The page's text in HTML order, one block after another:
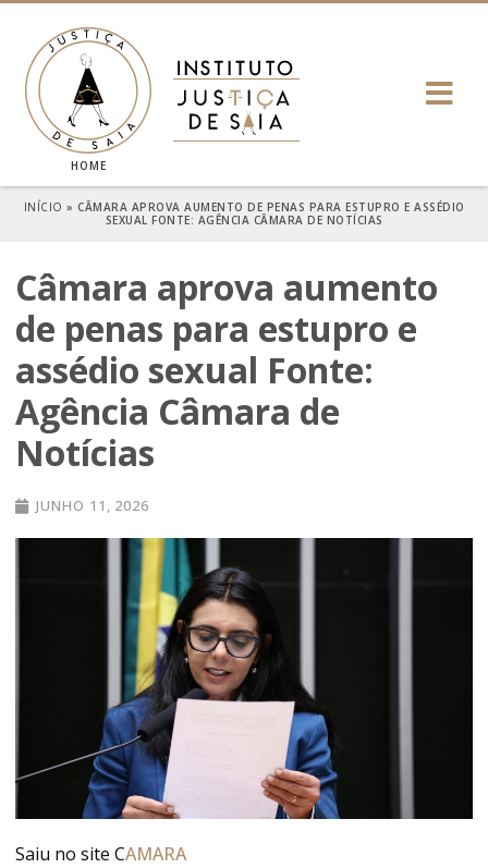
HOME
INÍCIO » CÂMARA APROVA AUMENTO DE PENAS PARA ESTUPRO E ASSÉDIO
SEXUAL FONTE: AGÊNCIA CÂMARA DE NOTÍCIAS
Câmara aprova aumento
de penas para estupro e
assédio sexual Fonte:
Agência Câmara de
Notícias
JUNHO 11, 2026
Saiu no site CAMARA